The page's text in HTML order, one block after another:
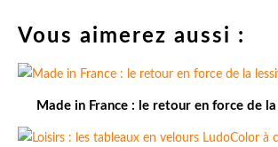
Vous aimerez aussi :
Made in France : le retour en force de